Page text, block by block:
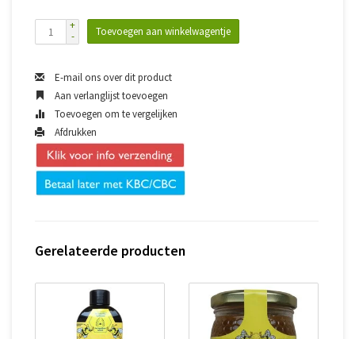
+
-
Toevoegen aan winkelwagentje
E-mail ons over dit product
Aan verlanglijst toevoegen
Toevoegen om te vergelijken
Afdrukken
Gerelateerde producten